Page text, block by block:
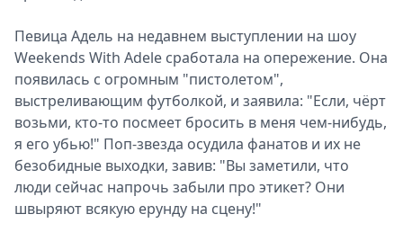
Певица Адель на недавнем выступлении на шоу
Weekends With Adele сработала на опережение. Она
появилась с огромным "пистолетом",
выстреливающим футболкой, и заявила: "Если, чёрт
возьми, кто-то посмеет бросить в меня чем-нибудь,
я его убью!" Поп-звезда осудила фанатов и их не
безобидные выходки, завив: "Вы заметили, что
люди сейчас напрочь забыли про этикет? Они
швыряют всякую ерунду на сцену!"